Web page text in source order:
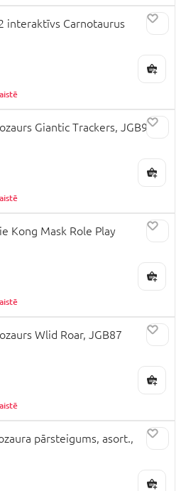
interaktīvs Carnotaurus
Giantic Trackers, JGB92
Kong Mask Role Play
Wlid Roar, JGB87
pārsteigums, asort.,